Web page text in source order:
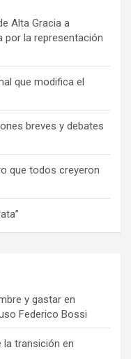
Alta Gracia a
por la representación
que modifica el
breves y debates
que todos creyeron
y gastar en
Federico Bossi
la transición en